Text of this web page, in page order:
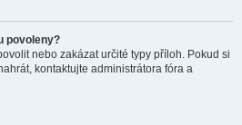
povoleny?
nebo zakázat určité typy příloh. Pokud si
kontaktujte administrátora fóra a